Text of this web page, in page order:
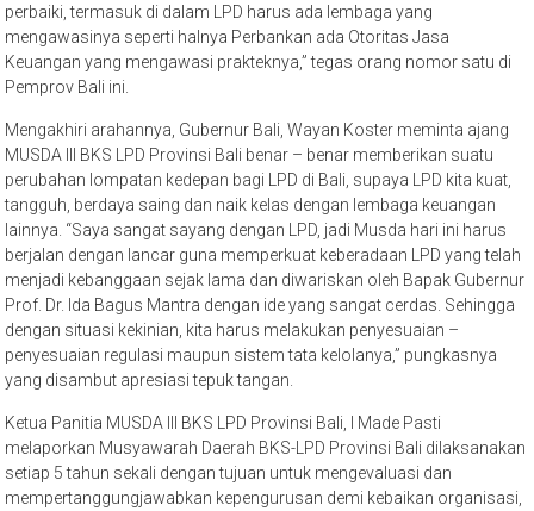
perbaiki, termasuk di dalam LPD harus ada lembaga yang
mengawasinya seperti halnya Perbankan ada Otoritas Jasa
Keuangan yang mengawasi prakteknya,” tegas orang nomor satu di
Pemprov Bali ini.
Mengakhiri arahannya, Gubernur Bali, Wayan Koster meminta ajang
MUSDA III BKS LPD Provinsi Bali benar – benar memberikan suatu
perubahan lompatan kedepan bagi LPD di Bali, supaya LPD kita kuat,
tangguh, berdaya saing dan naik kelas dengan lembaga keuangan
lainnya. “Saya sangat sayang dengan LPD, jadi Musda hari ini harus
berjalan dengan lancar guna memperkuat keberadaan LPD yang telah
menjadi kebanggaan sejak lama dan diwariskan oleh Bapak Gubernur
Prof. Dr. Ida Bagus Mantra dengan ide yang sangat cerdas. Sehingga
dengan situasi kekinian, kita harus melakukan penyesuaian –
penyesuaian regulasi maupun sistem tata kelolanya,” pungkasnya
yang disambut apresiasi tepuk tangan.
Ketua Panitia MUSDA III BKS LPD Provinsi Bali, I Made Pasti
melaporkan Musyawarah Daerah BKS-LPD Provinsi Bali dilaksanakan
setiap 5 tahun sekali dengan tujuan untuk mengevaluasi dan
mempertanggungjawabkan kepengurusan demi kebaikan organisasi,